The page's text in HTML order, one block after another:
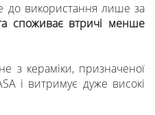
до використання лише за
споживає втричі менше
з кераміки, призначеної
і витримує дуже високі